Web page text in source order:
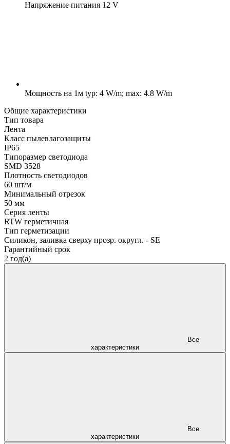
Напряжение питания 12 V
Мощность на 1м typ: 4 W/m; max: 4.8 W/m
Общие характеристики
Тип товара
Лента
Класс пылевлагозащиты
IP65
Типоразмер светодиода
SMD 3528
Плотность светодиодов
60 шт/м
Минимальный отрезок
50 мм
Серия ленты
RTW герметичная
Тип герметизации
Силикон, заливка сверху прозр. округл. - SE
Гарантийный срок
2 год(а)
характеристики
характеристики